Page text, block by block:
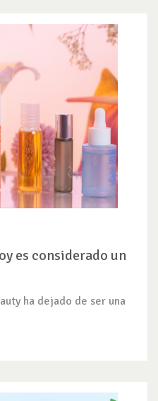
es considerado un
ha dejado de ser una